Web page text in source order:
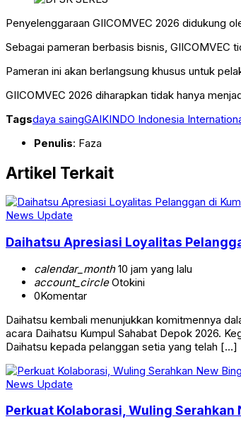
Penyelenggaraan GIICOMVEC 2026 didukung
Sebagai pameran berbasis bisnis, GIICOMVEC
Pameran ini akan berlangsung khusus untuk
GIICOMVEC 2026 diharapkan tidak hanya
Tagsdaya saingGAIKINDO Indonesia
Penulis: Faza
Artikel Terkait
News Update
Daihatsu Apresiasi Loyalitas
calendar_month10 jam yang lalu
account_circleOtokini
0Komentar
Daihatsu kembali menunjukkan komitmennya
acara Daihatsu Kumpul Sahabat Depok 2026.
Daihatsu kepada pelanggan setia yang telah […]
News Update
Perkuat Kolaborasi, Wuling Serahkan